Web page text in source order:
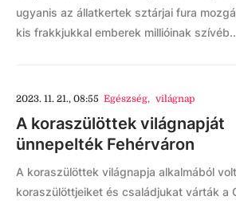
ugyanis az állatkertek sztárjai fura
kis frakkjukkal emberek millióinak
2023. 11. 21., 08:55 Egészség, világnap
A koraszülöttek világnapját
ünnepelték Fehérváron
A koraszülöttek világnapja alkalmából volt
koraszülöttjeiket és családjukat várták a